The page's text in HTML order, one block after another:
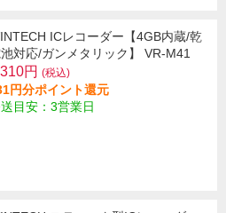
ICレコーダー【4GB内蔵/乾
対応/ガンメタリック】 VR-M41
円 (税込)
円分ポイント還元
目安：3営業日